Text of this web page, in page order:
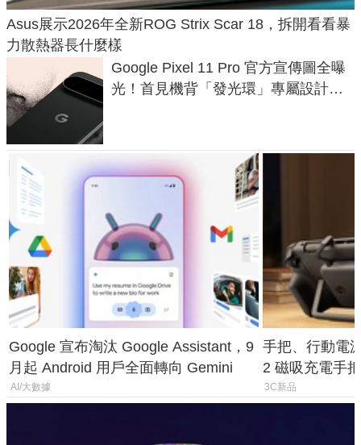
Asus展示2026年全新ROG Strix Scar 18，拆開看看暴
力散熱器長什麼樣
Google Pixel 11 Pro 官方宣傳圖全曝
光！首見機背「發光環」專屬設計、
Google 宣布淘汰 Google Assistant，9
月起 Android 用戶全面轉向 Gemini
AI/大數據
手把、行動電
2 磁吸充電手
倍
3C新品